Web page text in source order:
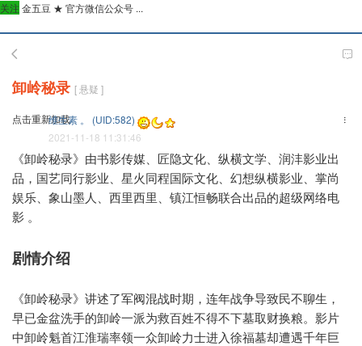
关注 金五豆 ★ 官方微信公众号 ...
卸岭秘录 [ 悬疑 ]
点击重新加载维生素 。 (UID:582)
2021-11-18 11:31:46
《卸岭秘录》由书影传媒、匠隐文化、纵横文学、润沣影业出
品，国艺同行影业、星火同程国际文化、幻想纵横影业、掌尚
娱乐、象山墨人、西里西里、镇江恒畅联合出品的超级网络电
影 。
剧情介绍
《卸岭秘录》讲述了军阀混战时期，连年战争导致民不聊生，
早已金盆洗手的卸岭一派为救百姓不得不下墓取财换粮。影片
中卸岭魁首江淮瑞率领一众卸岭力士进入徐福墓却遭遇千年巨